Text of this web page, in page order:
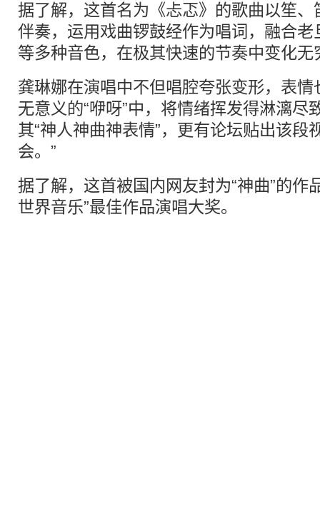
据了解，这首名为《忐忑》的歌曲以笙
伴奏，运用戏曲锣鼓经作为唱词，融合
等多种音色，在极其快速的节奏中变化无
龚琳娜在演唱中不但唱腔夸张变形，表
无意义的“咿呀”中，将情绪挥发得淋漓尽
其“神人神曲神表情”，更有论坛贴出该段
会。”
据了解，这首被国内网友封为“神曲”的作
世界音乐”最佳作品演唱大奖。